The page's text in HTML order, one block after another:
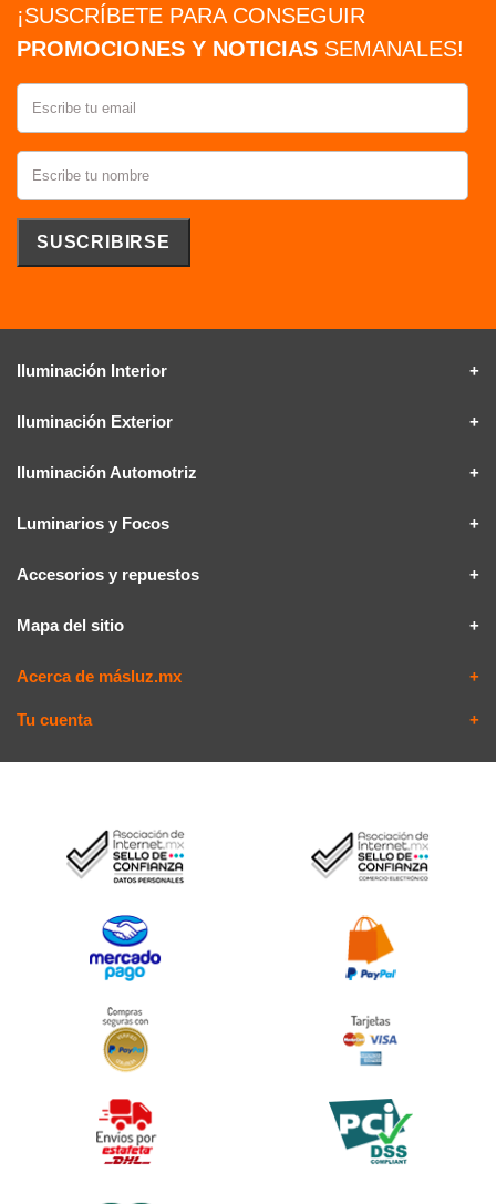
¡SUSCRÍBETE PARA CONSEGUIR
PROMOCIONES Y NOTICIAS SEMANALES!
Iluminación Interior
Iluminación Exterior
Iluminación Automotriz
Luminarios y Focos
Accesorios y repuestos
Mapa del sitio
Acerca de másluz.mx
Tu cuenta